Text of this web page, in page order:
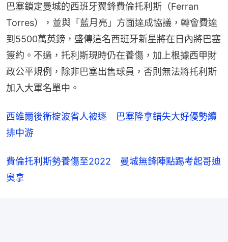
巴塞鎖定曼城的西班牙翼鋒費倫托利斯（Ferran
Torres），並與「藍月亮」方面達成協議，轉會費達
到5500萬英鎊，盛傳這名西班牙新星將在日內將巴塞
簽約。不過，托利斯現時仍在養傷，加上根據西甲財
政公平規例，除非巴塞出售球員，否則無法將托利斯
加入大軍名單中。
西維爾後衛掟波省人被逐　巴塞隆拿錯失大好優勢續
排中游
費倫托利斯勢養傷至2022　曼城無鋒陣點踢考起哥迪
奧拿